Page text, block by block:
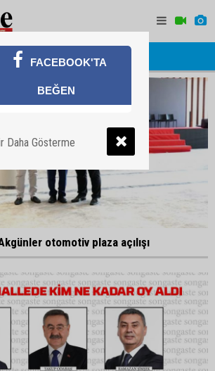
otomotiv plaza açılışı
FACEBOOK'TA
BEĞEN
Daha Gösterme